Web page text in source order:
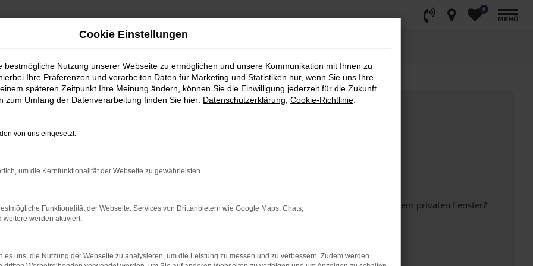
0
MENÜ
bestimmter Seiten verhindern. Funktioniert die Seite in einem anderen Browser oder in einem privaten Fenster?
beheben.
auf dem neuesten Stand sind.
Cookie Einstellungen
bestmögliche Nutzung unserer Webseite zu ermöglichen und unsere Kommunikation mit Ihnen zu
Ihre Präferenzen und verarbeiten Daten für Marketing und Statistiken nur, wenn Sie uns Ihre
späteren Zeitpunkt Ihre Meinung ändern, können Sie die Einwilligung jederzeit für die Zukunft
zum Umfang der Datenverarbeitung finden Sie hier: Datenschutzerklärung Cookie-Richtlinie
von uns eingesetzt:
um die Kernfunktionalität der Webseite zu gewährleisten.
Funktionalität der Webseite. Services von Drittanbietern wie Google Maps, Chats,
weitere werden aktiviert.
es uns, die Nutzung der Webseite zu analysieren, um die Leistung zu messen und zu verbessern. Zudem werden